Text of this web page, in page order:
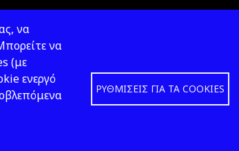
να
να
(με
ενεργό
ΡΥΘΜΊΣΕΙΣ ΓΙΑ ΤΑ COOKIES
Design